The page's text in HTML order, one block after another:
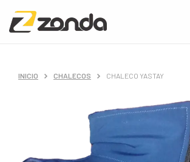
INICIO CHALECOS CHALECO YASTAY